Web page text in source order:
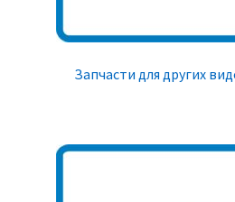
Запчасти для других